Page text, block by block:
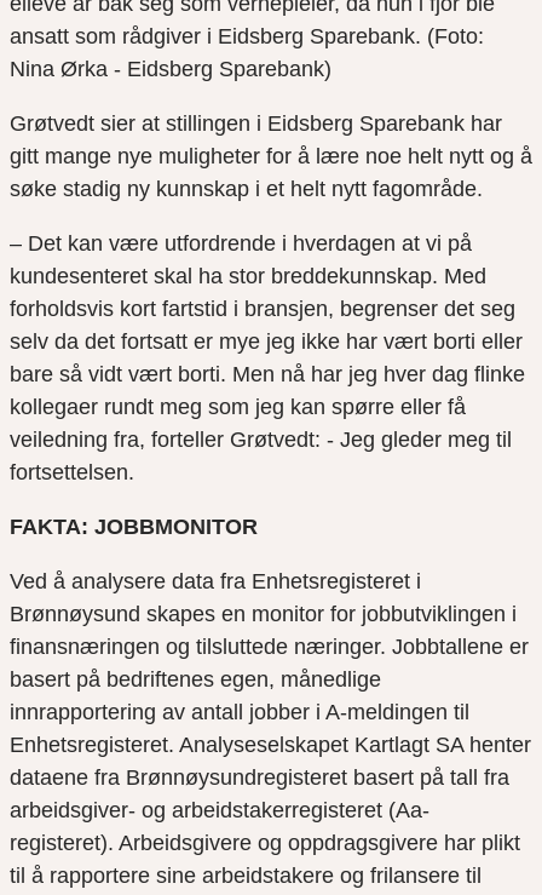
ansatt som rådgiver i Eidsberg Sparebank. (Foto:
Nina Ørka - Eidsberg Sparebank)
Grøtvedt sier at stillingen i Eidsberg Sparebank har
gitt mange nye muligheter for å lære noe helt nytt og å
søke stadig ny kunnskap i et helt nytt fagområde.
– Det kan være utfordrende i hverdagen at vi på
kundesenteret skal ha stor breddekunnskap. Med
forholdsvis kort fartstid i bransjen, begrenser det seg
selv da det fortsatt er mye jeg ikke har vært borti eller
bare så vidt vært borti. Men nå har jeg hver dag flinke
kollegaer rundt meg som jeg kan spørre eller få
veiledning fra, forteller Grøtvedt: - Jeg gleder meg til
fortsettelsen.
FAKTA: JOBBMONITOR
Ved å analysere data fra Enhetsregisteret i
Brønnøysund skapes en monitor for jobbutviklingen i
finansnæringen og tilsluttede næringer. Jobbtallene er
basert på bedriftenes egen, månedlige
innrapportering av antall jobber i A-meldingen til
Enhetsregisteret. Analyseselskapet Kartlagt SA henter
dataene fra Brønnøysundregisteret basert på tall fra
arbeidsgiver- og arbeidstakerregisteret (Aa-
registeret). Arbeidsgivere og oppdragsgivere har plikt
til å rapportere sine arbeidstakere og frilansere til